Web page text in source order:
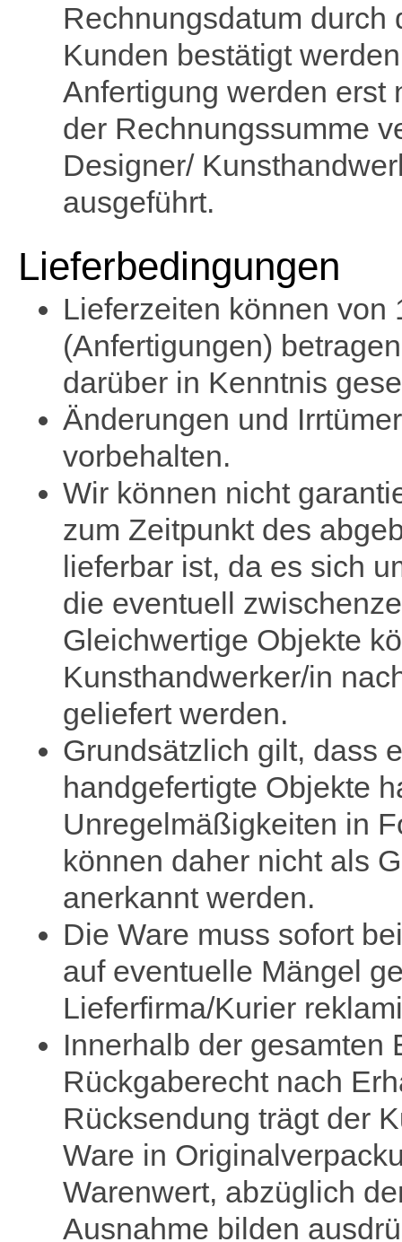
Rechnungsdatum
Kunden bestätigt
Anfertigung werden erst
der Rechnungssumme
Designer/
ausgeführt.
Lieferbedingungen
Lieferzeiten können von
(Anfertigungen)
darüber in Kenntnis
Änderungen und
vorbehalten.
Wir können nicht
zum Zeitpunkt des
lieferbar ist, da es sich
die eventuell
Gleichwertige Objekte
Kunsthandwerker/in
geliefert werden.
Grundsätzlich gilt, dass
handgefertigte Objekte
Unregelmäßigkeiten in
können daher nicht als
anerkannt werden.
Die Ware muss sofort
auf eventuelle Mängel
Lieferfirma/Kurier
Innerhalb der gesamten
Rückgaberecht nach
Rücksendung trägt der
Ware in
Warenwert, abzüglich
Ausnahme bilden